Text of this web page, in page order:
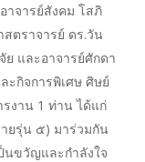
าจารย์สังคม โสภิ
ตราจารย์ ดร.วัน
และอาจารย์ศักดา
กิจการพิเศษ ศิษย์
งาน 1 ท่าน ได้แก่
ยรุ่น ๕) มาร่วมกัน
นขวัญและกำลังใจ